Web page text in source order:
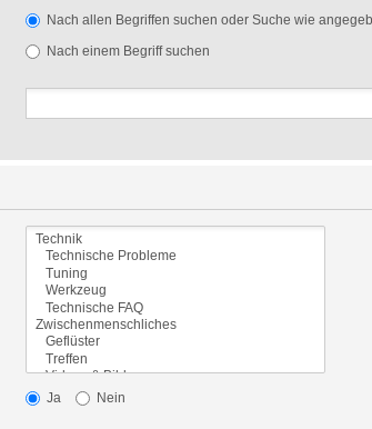
Nach allen Begriffen suchen oder Suche wie
Nach einem Begriff suchen
Ja Nein